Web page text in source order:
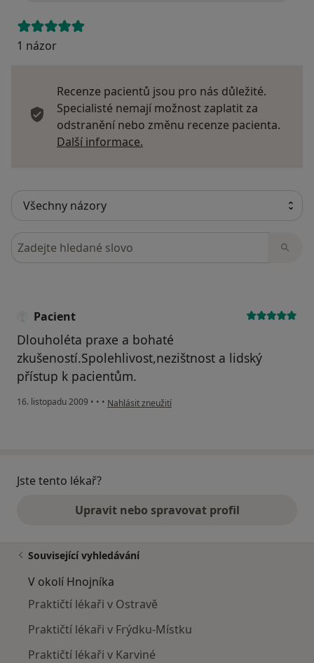
1 názor
Recenze pacientů jsou pro nás důležité.
Specialisté nemají možnost zaplatit za
odstranění nebo změnu recenze pacienta.
Další informace.
Hledejte v názorech
Pacient
Dlouholéta praxe a bohaté
zkušeností.Spolehlivost,nezištnost a lidský
přístup k pacientům.
16. listopadu 2009 • • • podle názoru uživatele Pacient
Nahlásit zneužití
Jste tento lékař?
Upravit nebo spravovat profil
Související vyhledávání
V okolí Hnojníka
Praktičtí lékaři v Ostravě
Praktičtí lékaři v Frýdku-Místku
Praktičtí lékaři v Karviné